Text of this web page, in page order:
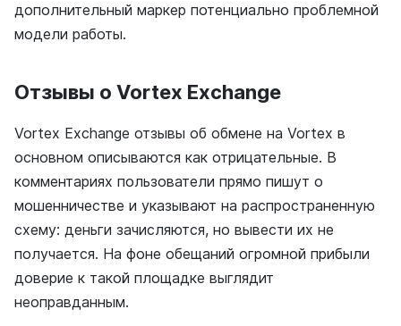
дополнительный маркер потенциально проблемной
модели работы.
Отзывы о Vortex Exchange
Vortex Exchange отзывы об обмене на Vortex в
основном описываются как отрицательные. В
комментариях пользователи прямо пишут о
мошенничестве и указывают на распространенную
схему: деньги зачисляются, но вывести их не
получается. На фоне обещаний огромной прибыли
доверие к такой площадке выглядит
неоправданным.